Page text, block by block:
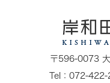
〒596-0073
Tel：072-